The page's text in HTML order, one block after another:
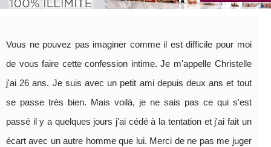
Vous ne pouvez pas imaginer comme il est difficile pour moi
de vous faire cette confession intime. Je m'appelle Christelle
j'ai 26 ans. Je suis avec un petit ami depuis deux ans et tout
se passe très bien. Mais voilà, je ne sais pas ce qui s'est
passé il y a quelques jours j'ai cédé à la tentation et j'ai fait un
écart avec un autre homme que lui. Merci de ne pas me juger